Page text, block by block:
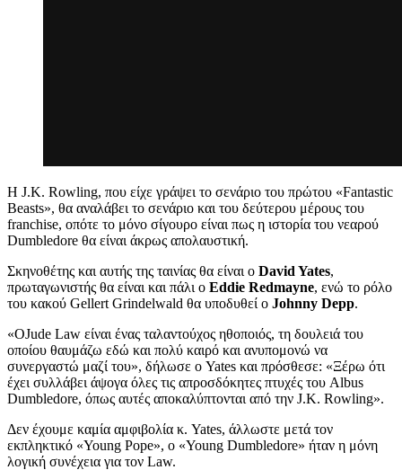
Η J.K. Rowling, που είχε γράψει το σενάριο του πρώτου «Fantastic
Beasts», θα αναλάβει το σενάριο και του δεύτερου μέρους του
franchise, οπότε το μόνο σίγουρο είναι πως η ιστορία του νεαρού
Dumbledore θα είναι άκρως απολαυστική.
Σκηνοθέτης και αυτής της ταινίας θα είναι ο David Yates,
πρωταγωνιστής θα είναι και πάλι ο Eddie Redmayne, ενώ το ρόλο
του κακού Gellert Grindelwald θα υποδυθεί ο Johnny Depp.
«ΟJude Law είναι ένας ταλαντούχος ηθοποιός, τη δουλειά του
οποίου θαυμάζω εδώ και πολύ καιρό και ανυπομονώ να
συνεργαστώ μαζί του», δήλωσε ο Yates και πρόσθεσε: «Ξέρω ότι
έχει συλλάβει άψογα όλες τις απροσδόκητες πτυχές του Albus
Dumbledore, όπως αυτές αποκαλύπτονται από την J.K. Rowling».
Δεν έχουμε καμία αμφιβολία κ. Yates, άλλωστε μετά τον
εκπληκτικό «Young Pope», ο «Young Dumbledore» ήταν η μόνη
λογική συνέχεια για τον Law.